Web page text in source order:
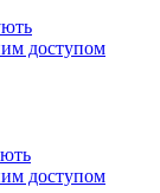
доступом
доступом